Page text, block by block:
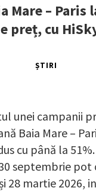
Mare – Paris
preț, cu
ȘTIRI
unei campanii
Baia Mare –
cu până la 51%.
septembrie
28 martie 2026,